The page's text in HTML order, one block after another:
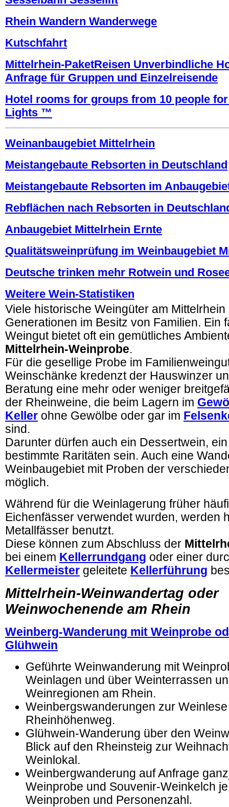
Rhein Wandern Wanderwege
Kutschfahrt
Mittelrhein-PaketReisen Unverbindliche
Anfrage für Gruppen und Einzelreisende
Hotel rooms for groups from 10 people
Lights ™
Weinanbaugebiet Mittelrhein
Meistangebaute Rebsorten in Deutschland
Meistangebaute Rebsorten im
Rebflächen nach Rebsorten in
Anbaugebiet Mittelrhein Ernte
Qualitätsweinprüfung im Weinbaugebiet
Deutsche trinken mehr Rotwein und
Weitere Wein-Statistiken
Viele historische Weingüter am Mittelrhein
Generationen im Besitz von Familien. Ein
Weingut bietet oft ein gemütliches
Mittelrhein-Weinprobe.
Für die gesellige Probe im
Weinschänke kredenzt der Hauswinzer
Beratung eine mehr oder weniger
der Rheinweine, die beim Lagern im
Keller ohne Gewölbe oder gar im
sind.
Darunter dürfen auch ein Dessertwein,
bestimmte Raritäten sein. Auch eine
Weinbaugebiet mit Proben der
möglich.
Während für die Weinlagerung früher
Eichenfässer verwendet wurden, werden
Metallfässer benutzt.
Diese können zum Abschluss der
bei einem Kellerrundgang oder einer
Kellermeister geleitete Kellerführung
Mittelrhein-Weinwandertag oder
Weinwochenende am Rhein
Weinberg-Wanderung mit Weinprobe
Glühwein
Geführte Weinwanderung mit
Weinlagen und über Weinterrassen
Weinregionen am Rhein.
Weinbergswanderungen zur
Rheinhöhenweg.
Glühwein-Wanderung über den
Blick auf den Rheinsteig zur
Weinlokal.
Weinbergwanderung auf Anfrage
Weinprobe und Souvenir-Weinkelch
Weinproben und Personenzahl .